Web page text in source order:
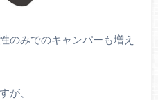
のみでのキャンパーも増え
が、